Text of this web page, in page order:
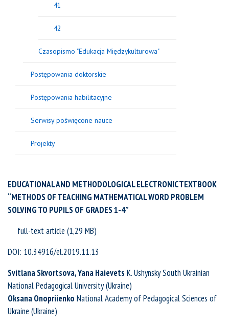
EDUCATIONAL AND METHODOLOGICAL ELECTRONIC TEXTBOOK
“METHODS OF TEACHING MATHEMATICAL WORD PROBLEM
SOLVING TO PUPILS OF GRADES 1-4”
full-text article
DOI: 10.34916/el.2019.11.13
Svitlana Skvortsova, Yana Haievets K. Ushynsky South Ukrainian
National Pedagogical University (Ukraine)
Oksana Onopriienko National Academy of Pedagogical Sciences of
Ukraine (Ukraine)
41
42
Czasopismo "Edukacja Międzykulturowa"
Postępowania doktorskie
Postępowania habilitacyjne
Serwisy poświęcone nauce
Projekty